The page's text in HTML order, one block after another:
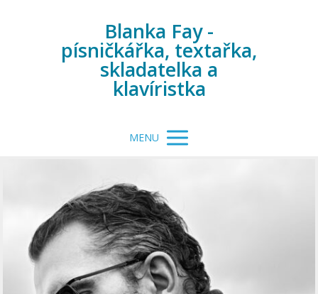
Blanka Fay -
písničkářka, textařka,
skladatelka a
klavíristka
MENU